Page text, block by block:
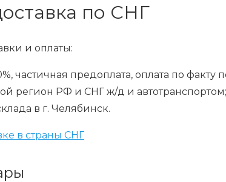
по СНГ
и оплаты:
частичная предоплата, оплата по факту
регион РФ и СНГ ж/д и автотранспортом;
в г. Челябинск.
в страны СНГ